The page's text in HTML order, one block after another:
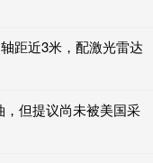
距近3米，配激光雷达
但提议尚未被美国采